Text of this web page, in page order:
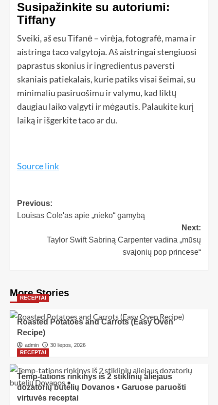
Susipažinkite su autoriumi:
Tiffany
Sveiki, aš esu Tifanė – virėja, fotografė, mama ir
aistringa taco valgytoja. Aš aistringai stengiuosi
paprastus skonius ir ingredientus paversti
skaniais patiekalais, kurie patiks visai šeimai, su
minimaliu pasiruošimu ir valymu, kad liktų
daugiau laiko valgyti ir mėgautis. Palaukite kurį
laiką ir išgerkite taco ar du.
Source link
Previous:
Louisas Cole'as apie „nieko“ gamybą
Next:
Taylor Swift Sabriną Carpenter vadina „mūsų
svajonių pop princese“
More Stories
RECEPTAI
Roasted Potatoes and Carrots (Easy Oven
Recipe)
admin
30 liepos, 2026
RECEPTAI
Temp-tations rinkinys iš 2 stiklinių aliejaus
dozatorių butelių Dovanos • Garuose paruošti
virtuvės receptai